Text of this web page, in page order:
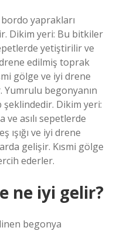
yaprakları
Dikim yeri: Bu bitkiler
yetiştirilir ve
edilmiş toprak
gölge ve iyi drene
Yumrulu begonyanın
Dikim yeri:
asılı sepetlerde
ve iyi drene
gelişir. Kısmi gölge
ederler.
ne iyi gelir?
begonya